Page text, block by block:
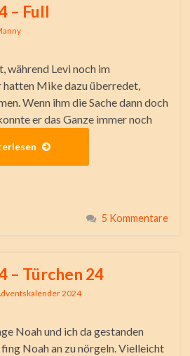
– Full
während Levi noch im
Mike dazu überredet,
Wenn ihm die Sache dann doch
er das Ganze immer noch
5 Kommentare
– Türchen 24
2024
Noah und ich da gestanden
Noah an zu nörgeln. Vielleicht